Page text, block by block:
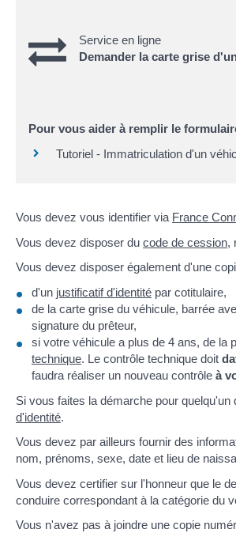
Service en ligne
Demander la carte grise
Pour vous aider à remplir le
Tutoriel - Immatriculation d'un
Vous devez vous identifier via France
Vous devez disposer du code de cession,
Vous devez disposer également d'une
d'un justificatif d'identité par cotitulaire,
de la carte grise du véhicule, barrée
signature du prêteur,
si votre véhicule a plus de 4 ans, de la
technique. Le contrôle technique doit
faudra réaliser un nouveau contrôle à
Si vous faites la démarche pour
d'identité.
Vous devez par ailleurs fournir des
nom, prénoms, sexe, date et lieu de
Vous devez certifier sur l'honneur que le
conduire correspondant à la catégorie du
Vous n'avez pas à joindre une copie